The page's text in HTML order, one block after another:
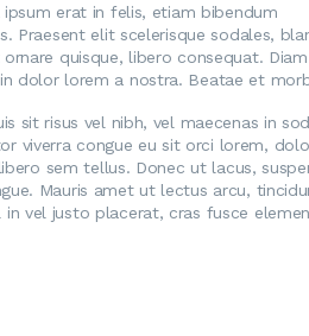
erat in felis, etiam bibendum
Praesent elit scelerisque sodales,
quisque, libero consequat. Diam
dolor lorem a nostra. Beatae et
sit risus vel nibh, vel maecenas in
viverra congue eu sit orci lorem,
sem tellus. Donec ut lacus,
Mauris amet ut lectus arcu,
vel justo placerat, cras fusce